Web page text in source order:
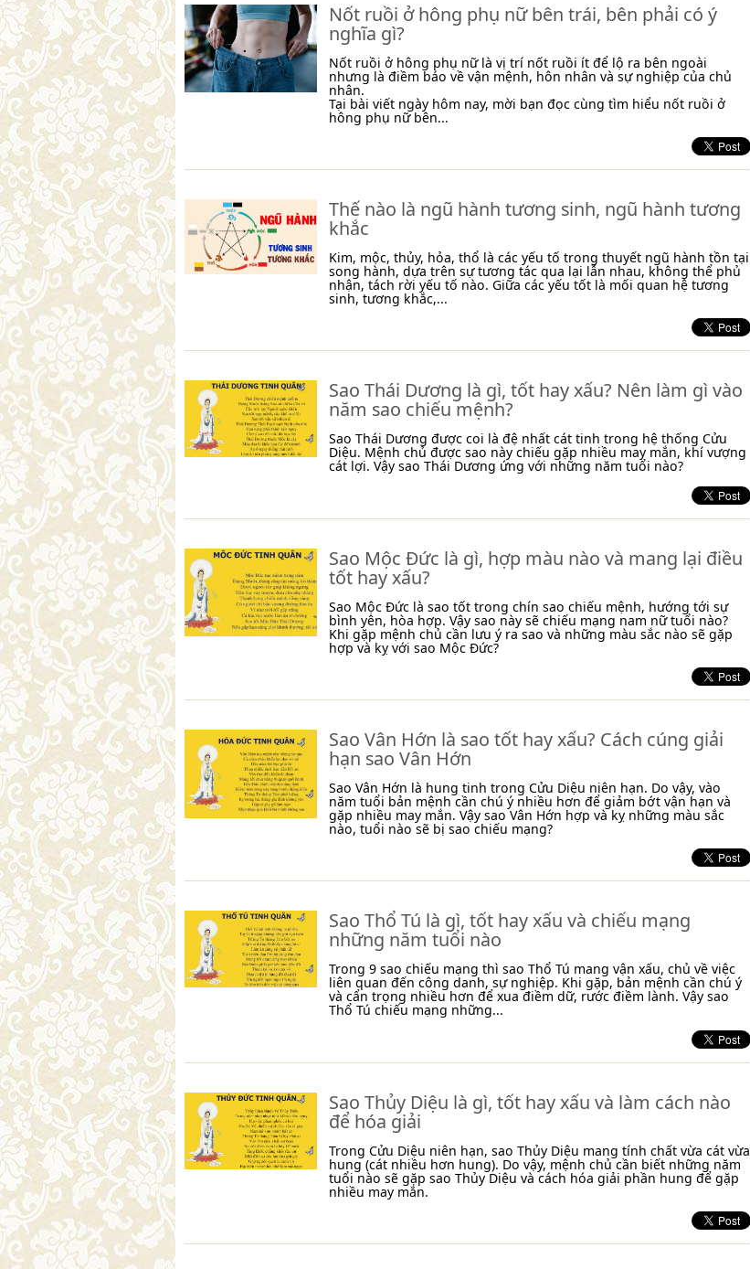
Nốt ruồi ở hông phụ nữ bên trái, bên phải có ý
nghĩa gì?
Nốt ruồi ở hông phụ nữ là vị trí nốt ruồi ít để lộ ra bên ngoài
nhưng là điềm báo về vận mệnh, hôn nhân và sự nghiệp của chủ
nhân.
Tại bài viết ngày hôm nay, mời bạn đọc cùng tìm hiểu nốt ruồi ở
hông phụ nữ bên...
Thế nào là ngũ hành tương sinh, ngũ hành tương
khắc
Kim, mộc, thủy, hỏa, thổ là các yếu tố trong thuyết ngũ hành tồn tại
song hành, dựa trên sự tương tác qua lại lẫn nhau, không thể phủ
nhận, tách rời yếu tố nào. Giữa các yếu tốt là mối quan hệ tương
sinh, tương khắc,...
Sao Thái Dương là gì, tốt hay xấu? Nên làm gì vào
năm sao chiếu mệnh?
Sao Thái Dương được coi là đệ nhất cát tinh trong hệ thống Cửu
Diệu. Mệnh chủ được sao này chiếu gặp nhiều may mắn, khí vượng
cát lợi. Vậy sao Thái Dương ứng với những năm tuổi nào?
Sao Mộc Đức là gì, hợp màu nào và mang lại điều
tốt hay xấu?
Sao Mộc Đức là sao tốt trong chín sao chiếu mệnh, hướng tới sự
bình yên, hòa hợp. Vậy sao này sẽ chiếu mạng nam nữ tuổi nào?
Khi gặp mệnh chủ cần lưu ý ra sao và những màu sắc nào sẽ gặp
hợp và kỵ với sao Mộc Đức?
Sao Vân Hớn là sao tốt hay xấu? Cách cúng giải
hạn sao Vân Hớn
Sao Vân Hớn là hung tinh trong Cửu Diệu niên hạn. Do vậy, vào
năm tuổi bản mệnh cần chú ý nhiều hơn để giảm bớt vận hạn và
gặp nhiều may mắn. Vậy sao Vân Hớn hợp và kỵ những màu sắc
nào, tuổi nào sẽ bị sao chiếu mạng?
Sao Thổ Tú là gì, tốt hay xấu và chiếu mạng
những năm tuổi nào
Trong 9 sao chiếu mạng thì sao Thổ Tú mang vận xấu, chủ về việc
liên quan đến công danh, sự nghiệp. Khi gặp, bản mệnh cần chú ý
và cẩn trọng nhiều hơn để xua điềm dữ, rước điềm lành. Vậy sao
Thổ Tú chiếu mạng những...
Sao Thủy Diệu là gì, tốt hay xấu và làm cách nào
để hóa giải
Trong Cửu Diệu niên hạn, sao Thủy Diệu mang tính chất vừa cát vừa
hung (cát nhiều hơn hung). Do vậy, mệnh chủ cần biết những năm
tuổi nào sẽ gặp sao Thủy Diệu và cách hóa giải phần hung để gặp
nhiều may mắn.